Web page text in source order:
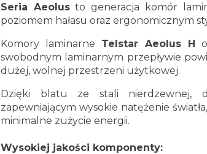
Seria Aeolusto generacja komór
poziomem hałasu oraz ergonomicznym
Komory laminarne Telstar Aeolus H
swobodnym laminarnym przepływie
dużej, wolnej przestrzeni użytkowej.
Dzięki blatu ze stali nierdzewnej,
zapewniającym wysokie natężenie światła,
minimalne zużycie energii.
Wysokiej jakości komponenty: